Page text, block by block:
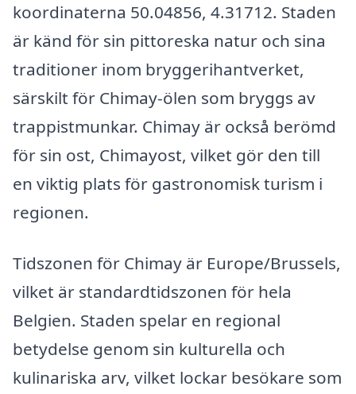
koordinaterna 50.04856, 4.31712. Staden
är känd för sin pittoreska natur och sina
traditioner inom bryggerihantverket,
särskilt för Chimay-ölen som bryggs av
trappistmunkar. Chimay är också berömd
för sin ost, Chimayost, vilket gör den till
en viktig plats för gastronomisk turism i
regionen.
Tidszonen för Chimay är Europe/Brussels,
vilket är standardtidszonen för hela
Belgien. Staden spelar en regional
betydelse genom sin kulturella och
kulinariska arv, vilket lockar besökare som